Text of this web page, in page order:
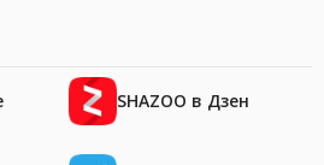
SHAZOO в Дзен